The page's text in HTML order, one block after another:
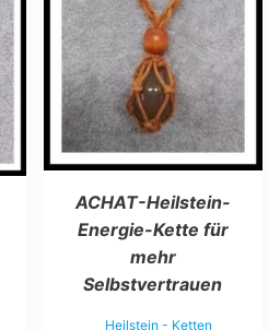
ACHAT-Heilstein-
Energie-Kette für
mehr
Selbstvertrauen
Heilstein - Ketten